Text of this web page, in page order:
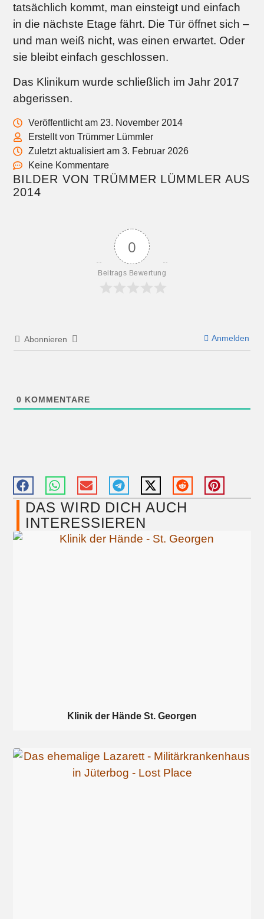
tatsächlich kommt, man einsteigt und einfach
in die nächste Etage fährt. Die Tür öffnet sich –
und man weiß nicht, was einen erwartet. Oder
sie bleibt einfach geschlossen.
Das Klinikum wurde schließlich im Jahr 2017
abgerissen.
Veröffentlicht am 23. November 2014
Erstellt von Trümmer Lümmler
Zuletzt aktualisiert am 3. Februar 2026
Keine Kommentare
BILDER VON TRÜMMER LÜMMLER AUS
2014
0
Beitrags Bewertung
Abonnieren Anmelden
0 KOMMENTARE
DAS WIRD DICH AUCH
INTERESSIEREN​
Klinik der Hände St. Georgen